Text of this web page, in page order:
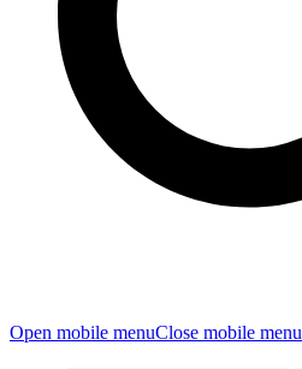
Open mobile menuClose mobile menu